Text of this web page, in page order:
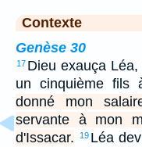
Contexte
Genèse 30
17 Dieu exauça
un cinquième fils
donné mon
servante à mon
d'Issacar.
19 Léa